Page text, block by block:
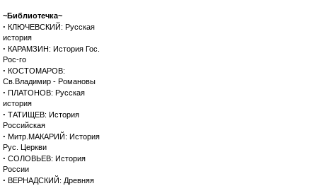
~Библиотечка~
· КЛЮЧЕВСКИЙ: Русская
история
· КАРАМЗИН: История Гос.
Рос-го
· КОСТОМАРОВ:
Св.Владимир - Романовы
· ПЛАТОНОВ: Русская
история
· ТАТИЩЕВ: История
Российская
· Митр.МАКАРИЙ: История
Рус. Церкви
· СОЛОВЬЕВ: История
России
· ВЕРНАДСКИЙ: Древняя